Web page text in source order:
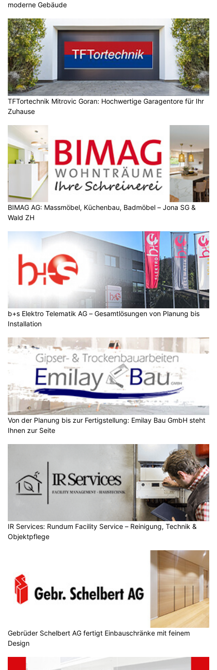
moderne Gebäude
TFTortechnik Mitrovic Goran: Hochwertige Garagentore für Ihr
Zuhause
BIMAG AG: Massmöbel, Küchenbau, Badmöbel – Jona SG &
Wald ZH
b+s Elektro Telematik AG – Gesamtlösungen von Planung bis
Installation
Von der Planung bis zur Fertigstellung: Emilay Bau GmbH steht
Ihnen zur Seite
IR Services: Rundum Facility Service – Reinigung, Technik &
Objektpflege
Gebrüder Schelbert AG fertigt Einbauschränke mit feinem
Design